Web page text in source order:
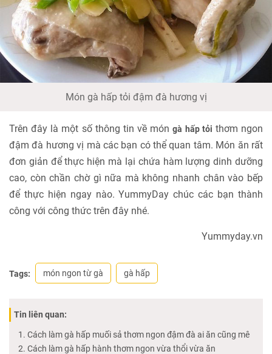
Món gà hấp tỏi đậm đà hương vị
Trên đây là một số thông tin về móngà hấp tỏi thơm ngon
đậm đà hương vị mà các bạn có thể quan tâm. Món ăn rất
đơn giản để thực hiện mà lại chứa hàm lượng dinh dưỡng
cao, còn chần chờ gì nữa mà không nhanh chân vào bếp
để thực hiện ngay nào. YummyDay chúc các bạn thành
công với công thức trên đây nhé.
Yummyday.vn
Tags: món ngon từ gà gà hấp
Tin liên quan:
Cách làm gà hấp muối sả thơm ngon đậm đà ai ăn cũng mê
Cách làm gà hấp hành thơm ngon vừa thổi vừa ăn